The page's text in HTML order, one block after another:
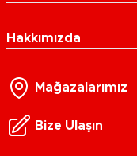
Hakkımızda
Mağazalarımız
Bize Ulaşın